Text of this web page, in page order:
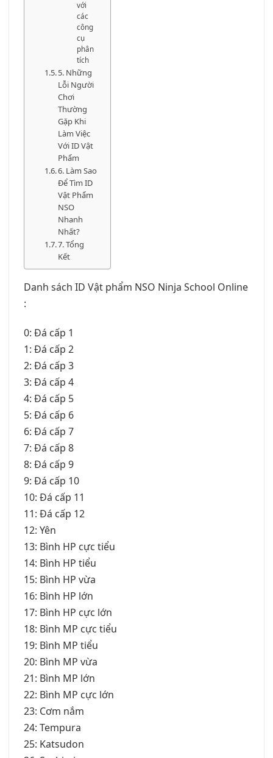
với
các
công
cụ
phân
tích
5. Những
Lỗi Người
Chơi
Thường
Gặp Khi
Làm Việc
Với ID Vật
Phẩm
6. Làm Sao
Để Tìm ID
Vật Phẩm
NSO
Nhanh
Nhất?
7. Tổng
Kết
Danh sách ID Vật phẩm NSO Ninja School Online
:
0: Đá cấp 1
1: Đá cấp 2
2: Đá cấp 3
3: Đá cấp 4
4: Đá cấp 5
5: Đá cấp 6
6: Đá cấp 7
7: Đá cấp 8
8: Đá cấp 9
9: Đá cấp 10
10: Đá cấp 11
11: Đá cấp 12
12: Yên
13: Bình HP cực tiểu
14: Bình HP tiểu
15: Bình HP vừa
16: Bình HP lớn
17: Bình HP cực lớn
18: Bình MP cực tiểu
19: Bình MP tiểu
20: Bình MP vừa
21: Bình MP lớn
22: Bình MP cực lớn
23: Cơm nắm
24: Tempura
25: Katsudon